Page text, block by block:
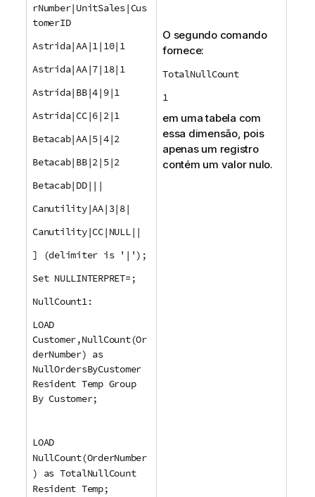
rNumber|UnitSales|Cus
tomerID
Astrida|AA|1|10|1
Astrida|AA|7|18|1
Astrida|BB|4|9|1
Astrida|CC|6|2|1
Betacab|AA|5|4|2
Betacab|BB|2|5|2
Betacab|DD|||
Canutility|AA|3|8|
Canutility|CC|NULL||
] (delimiter is '|');
Set NULLINTERPRET=;
NullCount1:
LOAD
Customer,NullCount(Or
derNumber) as
NullOrdersByCustomer
Resident Temp Group
By Customer;
LOAD
NullCount(OrderNumber
) as TotalNullCount
Resident Temp;
O segundo comando
fornece:
TotalNullCount
1
em uma tabela com
essa dimensão, pois
apenas um registro
contém um valor nulo.